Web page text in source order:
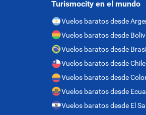
Turismocity en el mundo
Vuelos baratos desde
Vuelos baratos desde
Vuelos baratos desde Brasil
Vuelos baratos desde Chile
Vuelos baratos desde
Vuelos baratos desde
Vuelos baratos desde El